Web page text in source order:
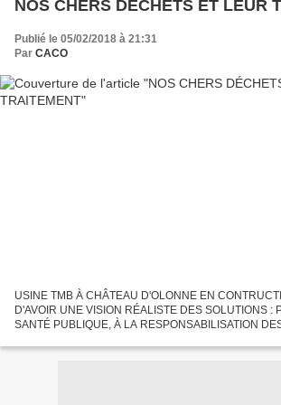
NOS CHERS DÉCHETS ET LEUR
Publié le 05/02/2018 à 21:31
Par CACO
USINE TMB À CHÂTEAU D'OLONNE EN CONTRUCTION
D'AVOIR UNE VISION RÉALISTE DES SOLUTIONS :
SANTÉ PUBLIQUE, À LA RESPONSABILISATION
des déchets est...